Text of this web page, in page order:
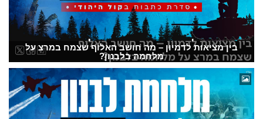
בין מציאות לדמיון – מה חושב האלוף שצמח במרצ על
מלחמה בלבנון?